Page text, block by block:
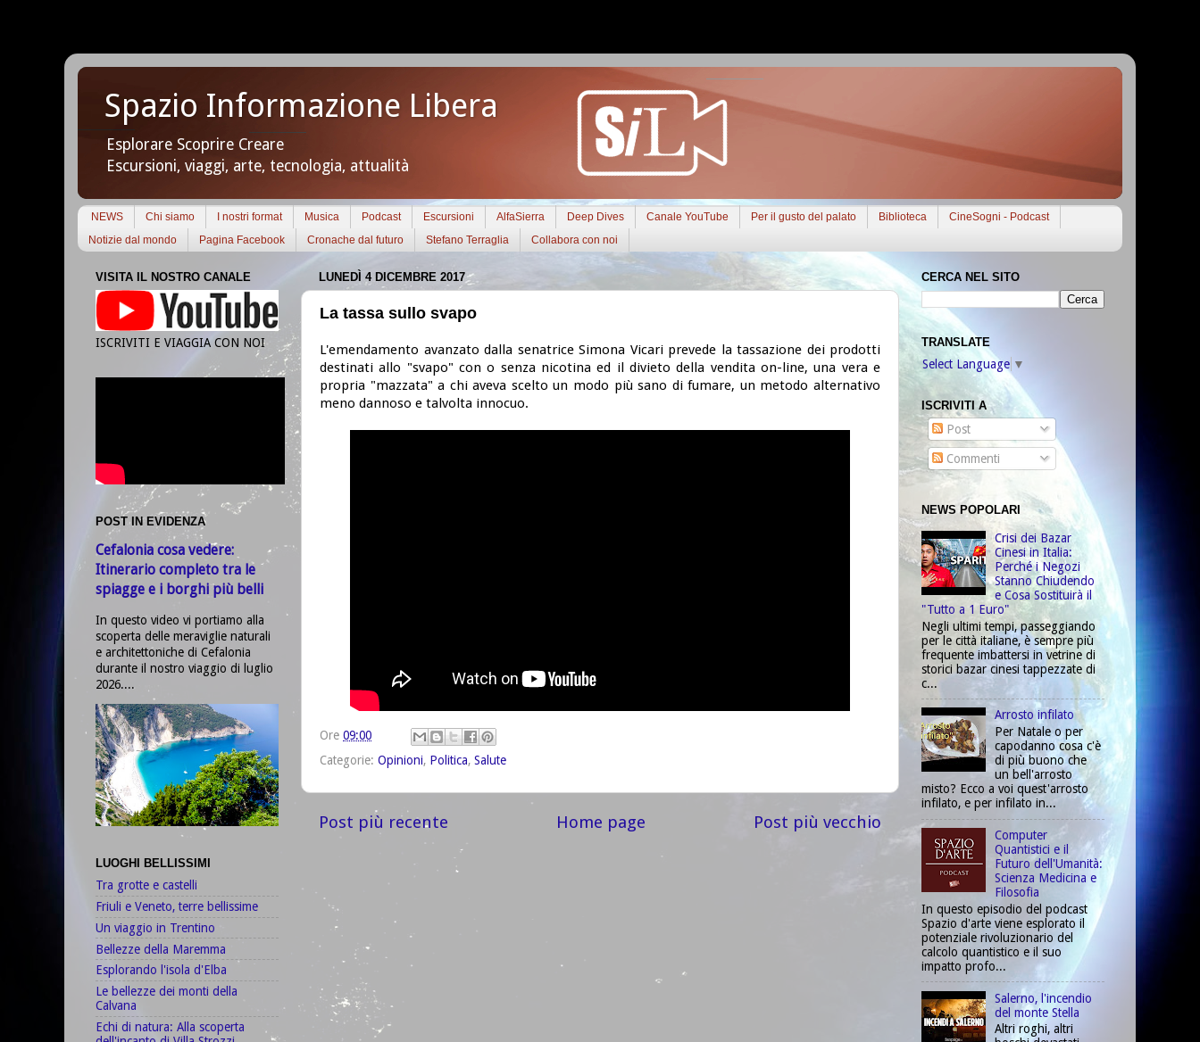
Spazio Informazione Libera
Esplorare Scoprire Creare
Escursioni, viaggi, arte, tecnologia, attualità
NEWS Chi siamo I nostri format Musica Podcast Escursioni AlfaSierra Deep Dives Canale YouTube Per il gusto del palato Biblioteca
CineSogni - Podcast
Notizie dal mondo
Pagina Facebook Cronache dal futuro Stefano Terraglia Collabora con noi
LUNEDÌ 4 DICEMBRE 2017
La tassa sullo svapo
L'emendamento avanzato dalla senatrice Simona Vicari prevede la tassazione dei prodotti
destinati allo "svapo" con o senza nicotina ed il divieto della vendita on-line, una vera e
propria "mazzata" a chi aveva scelto un modo più sano di fumare, un metodo alternativo
meno dannoso e talvolta innocuo.
Ore 09:00
Categorie: Opinioni, Politica, Salute
Post più recente Post più vecchio
Home page
VISITA IL NOSTRO CANALE
ISCRIVITI E VIAGGIA CON NOI
POST IN EVIDENZA
Cefalonia cosa vedere:
Itinerario completo tra le
spiagge e i borghi più belli
In questo video vi portiamo alla
scoperta delle meraviglie naturali
e architettoniche di Cefalonia
durante il nostro viaggio di luglio
2026....
LUOGHI BELLISSIMI
Tra grotte e castelli
Friuli e Veneto, terre bellissime
Un viaggio in Trentino
Bellezze della Maremma
Esplorando l'isola d'Elba
Le bellezze dei monti della
Calvana
Echi di natura: Alla scoperta
CERCA NEL SITO
TRANSLATE
Select Language ▼
ISCRIVITI A
Post
Commenti
NEWS POPOLARI
Crisi dei Bazar
Cinesi in Italia:
Perché i Negozi
Stanno Chiudendo
e Cosa Sostituirà il
"Tutto a 1 Euro"
Negli ultimi tempi, passeggiando
per le città italiane, è sempre più
frequente imbattersi in vetrine di
storici bazar cinesi tappezzate di
c...
Arrosto infilato
Per Natale o per
capodanno cosa c'è
di più buono che
un bell'arrosto
misto? Ecco a voi quest'arrosto
infilato, e per infilato in...
Computer
Quantistici e il
Futuro dell'Umanità:
Scienza Medicina e
Filosofia
In questo episodio del podcast
Spazio d'arte viene esplorato il
potenziale rivoluzionario del
calcolo quantistico e il suo
impatto profo...
Salerno, l'incendio
del monte Stella
Altri roghi, altri